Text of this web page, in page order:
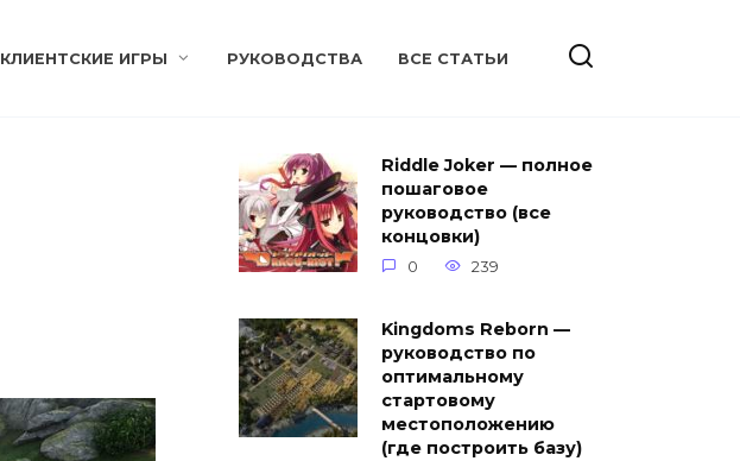
КЛИЕНТСКИЕ ИГРЫ РУКОВОДСТВА ВСЕ СТАТЬИ
Riddle Joker — полное
пошаговое
руководство (все
концовки)
0 239
Kingdoms Reborn —
руководство по
оптимальному
стартовому
местоположению
(где построить базу)